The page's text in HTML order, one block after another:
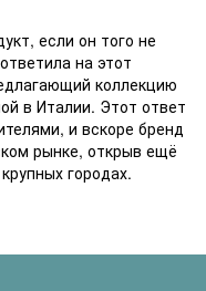
если он того не
на этот
коллекцию
в Италии. Этот ответ
и вскоре бренд
рынке, открыв ещё
городах.